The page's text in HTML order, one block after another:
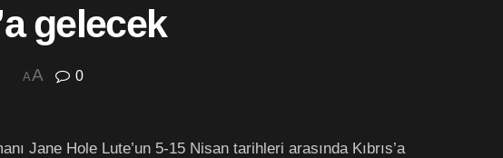
gelecek
AA 0
Jane Hole Lute’un 5-15 Nisan tarihleri arasında Kıbrıs’a